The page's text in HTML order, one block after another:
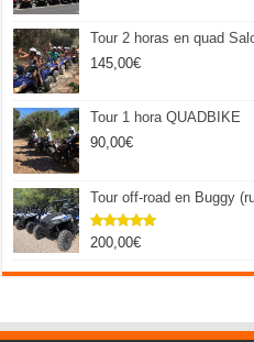
Tour 2 horas en quad
145,00€
Tour 1 hora QUADBIKE
90,00€
Tour off-road en Buggy
Valorado
de 5
200,00€